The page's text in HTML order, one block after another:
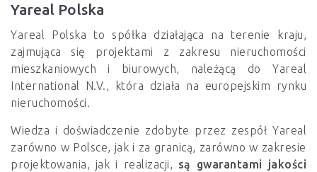
Yareal Polska
Yareal Polska to spółka działająca na terenie kraju,
zajmująca się projektami z zakresu nieruchomości
mieszkaniowych i biurowych, należącą do Yareal
International N.V., która działa na europejskim rynku
nieruchomości.
Wiedza i doświadczenie zdobyte przez zespół Yareal
zarówno w Polsce, jak i za granicą, zarówno w zakresie
projektowania, jak i realizacji, są gwarantami jakości